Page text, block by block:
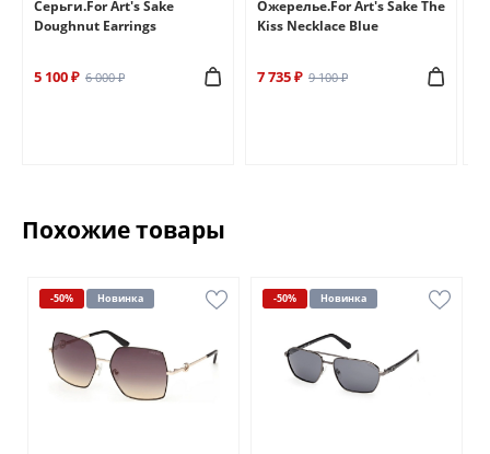
Серьги.For Art's Sake
Doughnut Earrings
5 100 ₽ 6 000 ₽
Ожерелье.For Art's Sake The
Kiss Necklace Blue
7 735 ₽ 9 100 ₽
Похожие товары
-50% Новинка -50% Новинка